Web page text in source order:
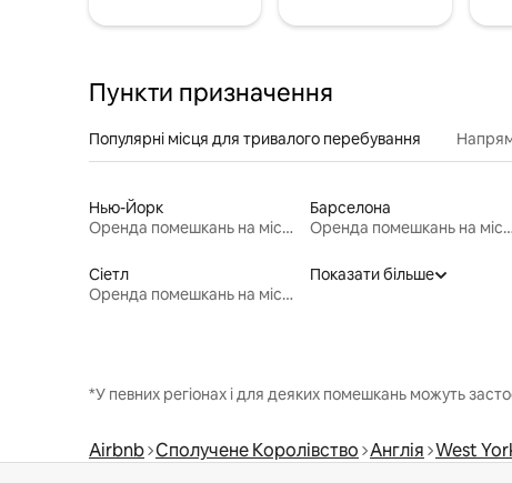
Пункти призначення
Популярні місця для тривалого перебування
Нью-Йорк
Оренда помешкань на місяць
Барселона
Оренда помешкань на місяць
Сіетл
Оренда помешкань на місяць
Показати більше
*У певних регіонах і для деяких помешкань можуть
Airbnb Сполучене Королівство Англія West